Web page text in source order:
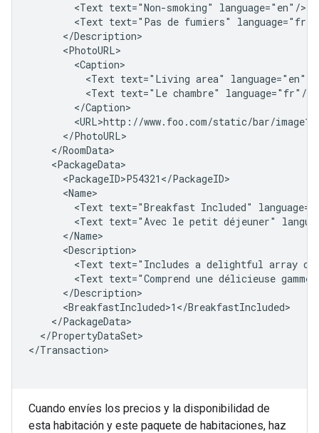
<Text text="Non-smoking"
<Text text="Pas de fumiers"
<Text text="Living area"
<Text text="Le chambre"
<Text text="Breakfast Included"
<Text text="Avec le petit déjeuner"
<Text text="Includes a delightful array of
<Text text="Comprend une délicieuse gamme
</PropertyDataSet>
</Transaction>
Cuando envíes los precios y la disponibilidad de
esta habitación y este paquete de habitaciones, haz